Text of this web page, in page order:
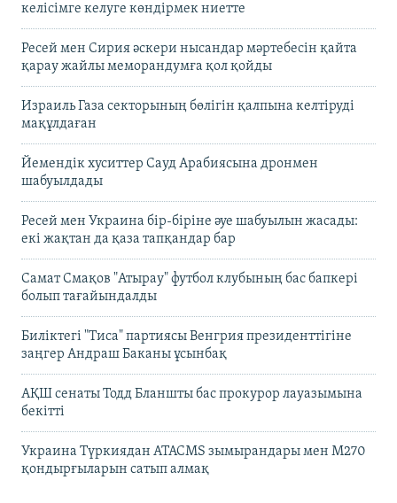
келісімге келуге көндірмек ниетте
Ресей мен Сирия әскери нысандар мәртебесін қайта
қарау жайлы меморандумға қол қойды
Израиль Газа секторының бөлігін қалпына келтіруді
мақұлдаған
Йемендік хуситтер Сауд Арабиясына дронмен
шабуылдады
Ресей мен Украина бір-біріне әуе шабуылын жасады:
екі жақтан да қаза тапқандар бар
Самат Смақов "Атырау" футбол клубының бас бапкері
болып тағайындалды
Биліктегі "Тиса" партиясы Венгрия президенттігіне
заңгер Андраш Баканы ұсынбақ
АҚШ сенаты Тодд Бланшты бас прокурор лауазымына
бекітті
Украина Түркиядан ATACMS зымырандары мен M270
қондырғыларын сатып алмақ